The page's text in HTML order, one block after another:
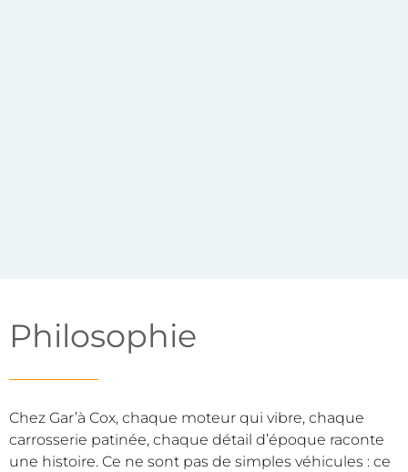
Philosophie
Chez Gar’à Cox, chaque moteur qui vibre, chaque
carrosserie patinée, chaque détail d’époque raconte
une histoire. Ce ne sont pas de simples véhicules : ce